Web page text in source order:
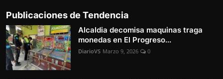
Publicaciones de Tendencia
Alcaldia decomisa maquinas traga
monedas en El Progreso...
DiarioVS Marzo 9, 2026 0